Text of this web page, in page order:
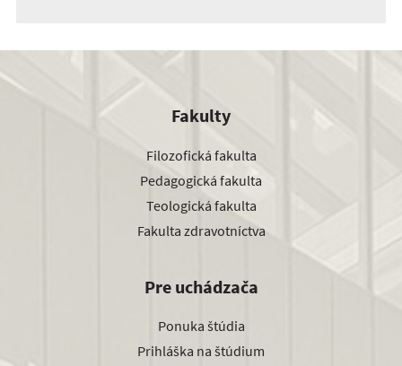
Fakulty
Filozofická fakulta
Pedagogická fakulta
Teologická fakulta
Fakulta zdravotníctva
Pre uchádzača
Ponuka štúdia
Prihláška na štúdium